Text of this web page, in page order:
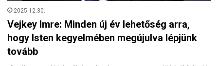
2025.12.30.
Vejkey Imre: Minden új év lehetőség arra,
hogy Isten kegyelmében megújulva lépjünk
tovább